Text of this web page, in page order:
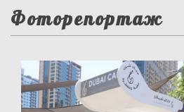
Фоторепортаж